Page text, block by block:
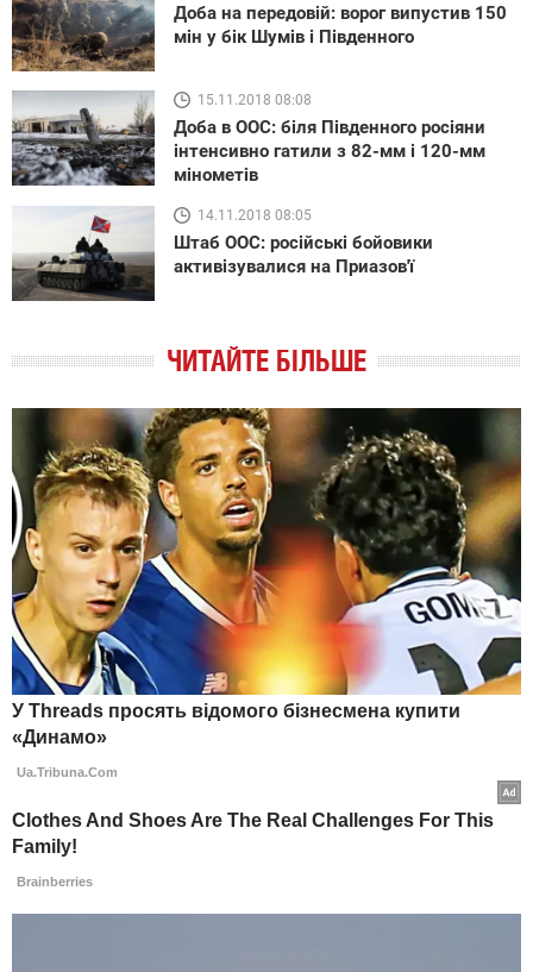
Доба на передовій: ворог випустив 150
мін у бік Шумів і Південного
15.11.2018 08:08
Доба в ООС: біля Південного росіяни
інтенсивно гатили з 82-мм і 120-мм
мінометів
14.11.2018 08:05
Штаб ООС: російські бойовики
активізувалися на Приазов'ї
ЧИТАЙТЕ БІЛЬШЕ